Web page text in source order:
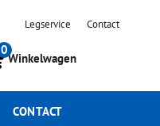
Legservice Contact
0
Winkelwagen
CONTACT